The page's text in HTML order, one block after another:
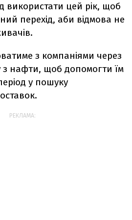
використати цей рік, щоб
перехід, аби відмова не
з компаніями через
з нафти, щоб допомогти їм
у пошуку
РЕКЛАМА: